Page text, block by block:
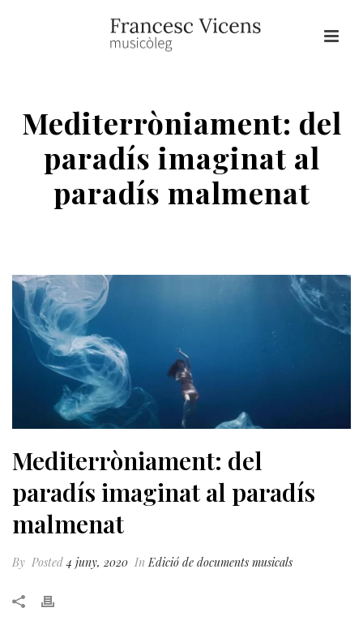
Mediterròniament: del
paradís imaginat al
paradís malmenat
Mediterròniament: del
paradís imaginat al paradís
malmenat
By Posted4 juny, 2020 In Edició de documents musicals